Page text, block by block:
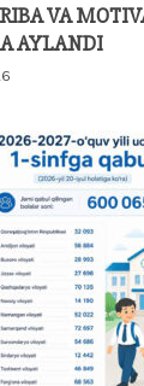
VA
AYLANDI